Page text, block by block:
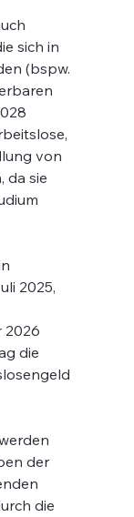
sich in
(bspw.
von
da sie
2025,
2026
die
der
die